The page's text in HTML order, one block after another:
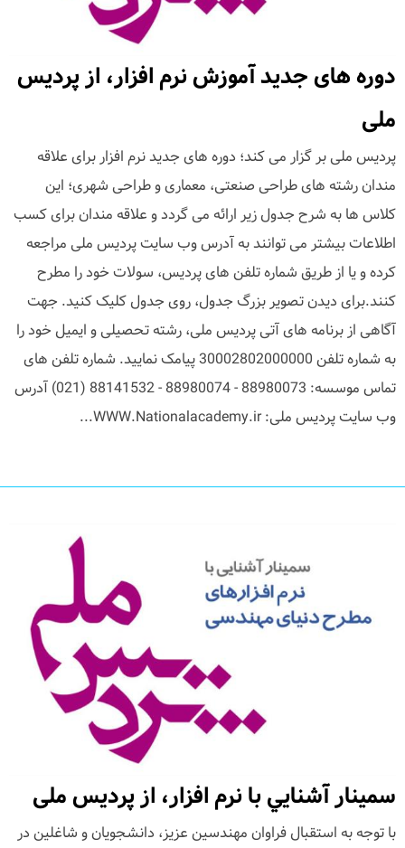
دوره های جدید آموزش نرم افزار، از پردیس
ملی
پردیس ملی بر گزار می کند؛ دوره های جدید نرم افزار برای علاقه
مندان رشته های طراحی صنعتی، معماری و طراحی شهری؛ این
کلاس ها به شرح جدول زیر ارائه می گردد و علاقه مندان برای کسب
اطلاعات بیشتر می توانند به آدرس وب سایت پردیس ملی مراجعه
کرده و یا از طریق شماره تلفن های پردیس، سولات خود را مطرح
کنند.برای دیدن تصویر بزرگ جدول، روی جدول کلیک کنید. جهت
آگاهی از برنامه های آتی پردیس ملی، رشته تحصیلی و ایمیل خود را
به شماره تلفن 30002802000000 پیامک نمایید. شماره تلفن های
تماس موسسه: 88980073 - 88980074 - 88141532 (021) آدرس
وب سایت پردیس ملی: WWW.Nationalacademy.ir...
سمينار آشنايي با نرم افزار، از پردیس ملی
با توجه به استقبال فراوان مهندسين عزيز، دانشجویان و شاغلین در